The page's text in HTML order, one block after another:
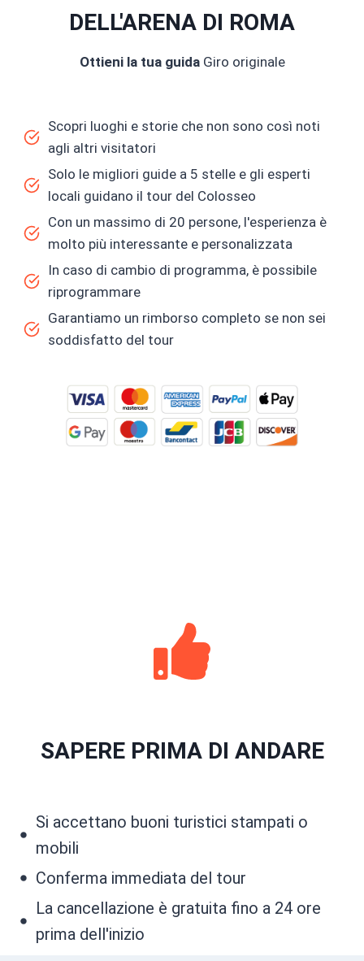
DELL'ARENA DI ROMA
Ottieni la tua guida Giro originale
Scopri luoghi e storie che non sono così noti
agli altri visitatori
Solo le migliori guide a 5 stelle e gli esperti
locali guidano il tour del Colosseo
Con un massimo di 20 persone, l'esperienza è
molto più interessante e personalizzata
In caso di cambio di programma, è possibile
riprogrammare
Garantiamo un rimborso completo se non sei
soddisfatto del tour
SAPERE PRIMA DI ANDARE
Si accettano buoni turistici stampati o
mobili
Conferma immediata del tour
La cancellazione è gratuita fino a 24 ore
prima dell'inizio